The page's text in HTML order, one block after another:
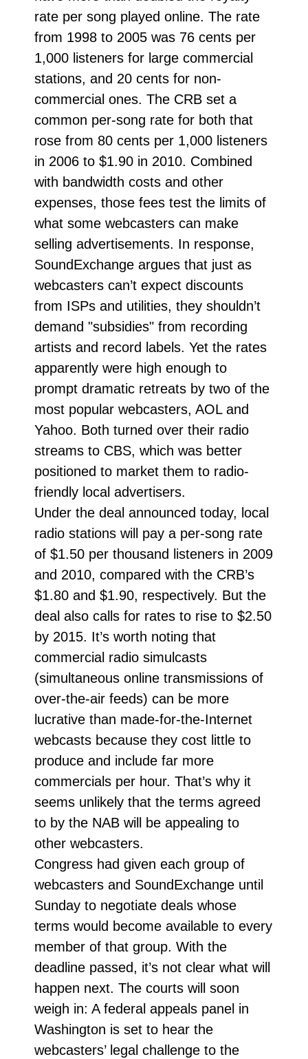
rate per song played online. The rate
from 1998 to 2005 was 76 cents per
1,000 listeners for large commercial
stations, and 20 cents for non-
commercial ones. The CRB set a
common per-song rate for both that
rose from 80 cents per 1,000 listeners
in 2006 to $1.90 in 2010. Combined
with bandwidth costs and other
expenses, those fees test the limits of
what some webcasters can make
selling advertisements. In response,
SoundExchange argues that just as
webcasters can’t expect discounts
from ISPs and utilities, they shouldn’t
demand "subsidies" from recording
artists and record labels. Yet the rates
apparently were high enough to
prompt dramatic retreats by two of the
most popular webcasters, AOL and
Yahoo. Both turned over their radio
streams to CBS, which was better
positioned to market them to radio-
friendly local advertisers.
Under the deal announced today, local
radio stations will pay a per-song rate
of $1.50 per thousand listeners in 2009
and 2010, compared with the CRB’s
$1.80 and $1.90, respectively. But the
deal also calls for rates to rise to $2.50
by 2015. It’s worth noting that
commercial radio simulcasts
(simultaneous online transmissions of
over-the-air feeds) can be more
lucrative than made-for-the-Internet
webcasts because they cost little to
produce and include far more
commercials per hour. That’s why it
seems unlikely that the terms agreed
to by the NAB will be appealing to
other webcasters.
Congress had given each group of
webcasters and SoundExchange until
Sunday to negotiate deals whose
terms would become available to every
member of that group. With the
deadline passed, it’s not clear what will
happen next. The courts will soon
weigh in: A federal appeals panel in
Washington is set to hear the
webcasters’ legal challenge to the